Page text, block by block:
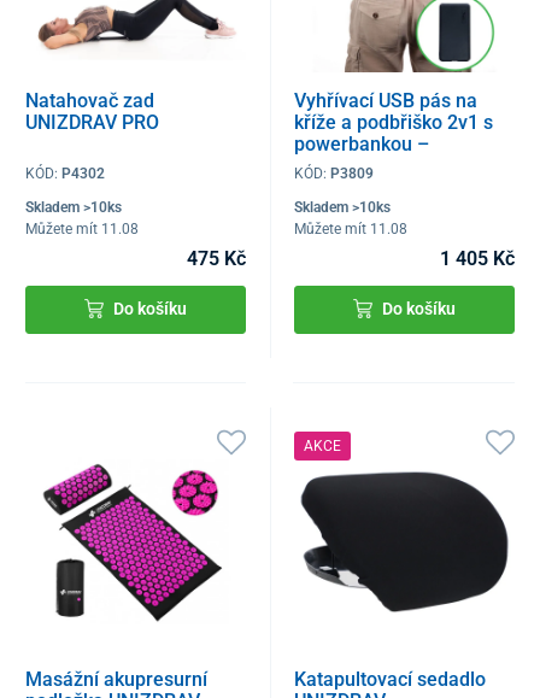
Natahovač zad
UNIZDRAV PRO
KÓD: P4302
Skladem >10ks
Můžete mít 11.08
475 Kč
Do košíku
Vyhřívací USB pás na
kříže a podbřiško 2v1 s
powerbankou –
grafénová technologie
KÓD:P3809
Skladem >10ks
Můžete mít 11.08
1 405 Kč
Do košíku
Masážní akupresurní
AKCE
Katapultovací sedadlo